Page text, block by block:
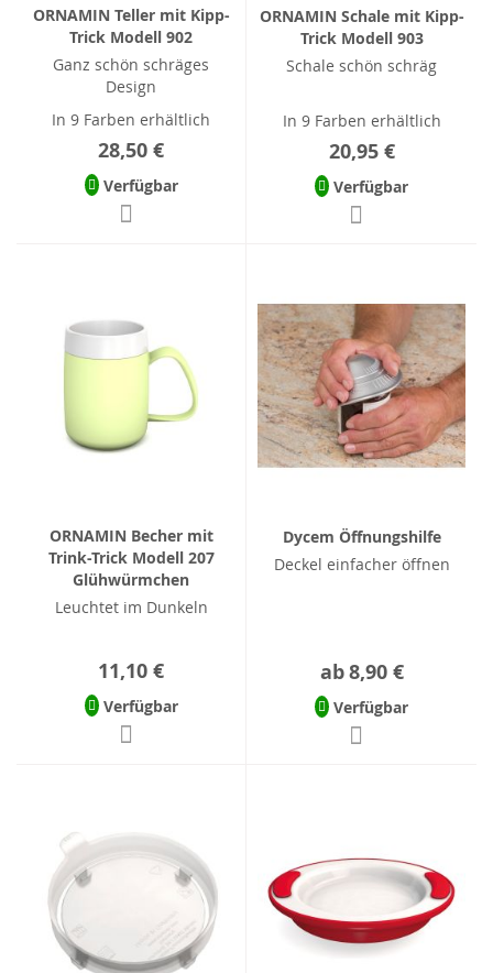
ORNAMIN Teller mit Kipp-
Trick Modell 902
Ganz schön schräges
Design
In 9 Farben erhältlich
28,50 €
Verfügbar
ORNAMIN Schale mit Kipp-
Trick Modell 903
Schale schön schräg
In 9 Farben erhältlich
20,95 €
Verfügbar
ORNAMIN Becher mit
Trink-Trick Modell 207
Glühwürmchen
Leuchtet im Dunkeln
11,10 €
Verfügbar
Dycem Öffnungshilfe
Deckel einfacher öffnen
ab8,90 €
Verfügbar